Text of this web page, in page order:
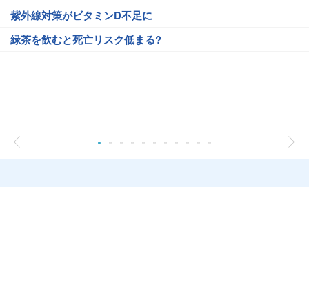
紫外線対策がビタミンD不足に
緑茶を飲むと死亡リスク低まる?